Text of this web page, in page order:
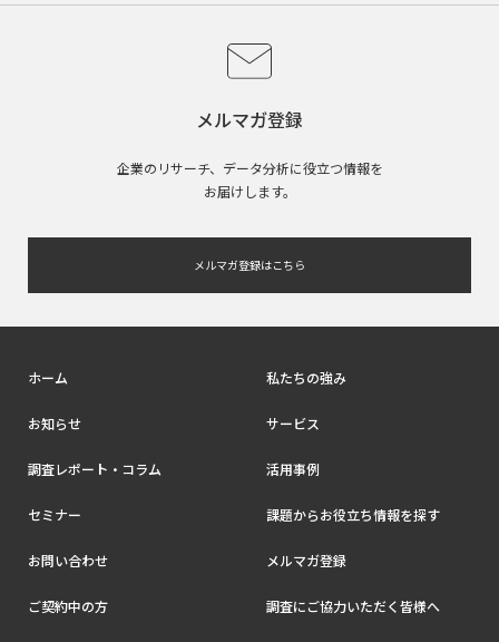
メルマガ登録
企業のリサーチ、データ分析に役立つ情報を
お届けします。
メルマガ登録はこちら
ホーム 私たちの強み
お知らせ サービス
調査レポート・コラム 活用事例
セミナー 課題からお役立ち情報を探す
お問い合わせ メルマガ登録
ご契約中の方 調査にご協力いただく皆様へ